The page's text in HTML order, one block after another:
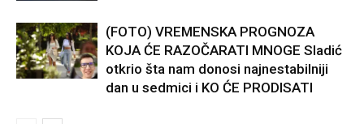
(FOTO) VREMENSKA PROGNOZA
KOJA ĆE RAZOČARATI MNOGE Sladić
otkrio šta nam donosi najnestabilniji
dan u sedmici i KO ĆE PRODISATI